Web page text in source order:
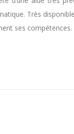
Très
ses compétences.